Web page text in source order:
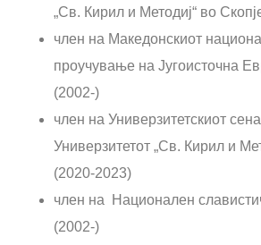
„Св. Кирил и Методиј“ во
член на Македонскиот
проучување на Југоисточна
(2002-)
член на Универзитетскиот
Универзитетот „Св. Кирил и
(2020-2023)
член на Национален
(2002-)